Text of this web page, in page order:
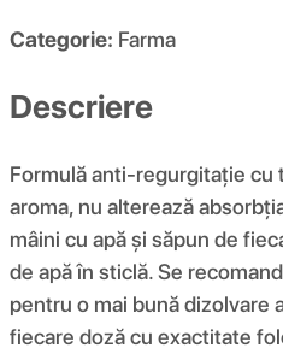
Categorie: Farma
Descriere
Formulă anti-regurgitație cu
aroma, nu alterează
mâini cu apă și săpun de
de apă în sticlă. Se
pentru o mai bună dizolvare
fiecare doză cu exactitate